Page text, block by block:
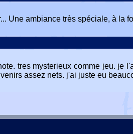
Une ambiance très spéciale, à la
tres mysterieux comme jeu. je
assez nets. j'ai juste eu